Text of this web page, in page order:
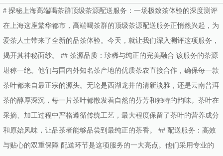
# 探秘上海高端喝茶群顶级茶源配送服务：一场极致茶体验的深度测评
在上海这座繁华都市，高端喝茶群的顶级茶源配送服务正悄然兴起，为
爱茶人士带来了全新的品茶体验。今天，就让我们深入测评这项服务，
揭开其神秘面纱。 ## 茶源品质：珍稀与纯正的完美融合 该服务的茶源
堪称一绝。他们与国内外知名茶产地的优质茶农直接合作，确保每一款
茶叶都来自最正宗的源头。无论是西湖龙井的清新淡雅，还是云南普洱
茶的醇厚深沉，每一片茶叶都散发着自然的芬芳和独特的韵味。茶叶在
采摘、加工过程中严格遵循传统工艺，最大程度保留了茶叶的营养成分
和原始风味，让品茶者能够品尝到最纯正的茶香。 ## 配送服务：高效
与贴心的双重保障 配送环节是这项服务的一大亮点。他们采用专业的